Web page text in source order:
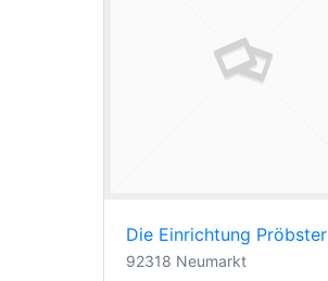
Die Einrichtung Pröbster
92318 Neumarkt